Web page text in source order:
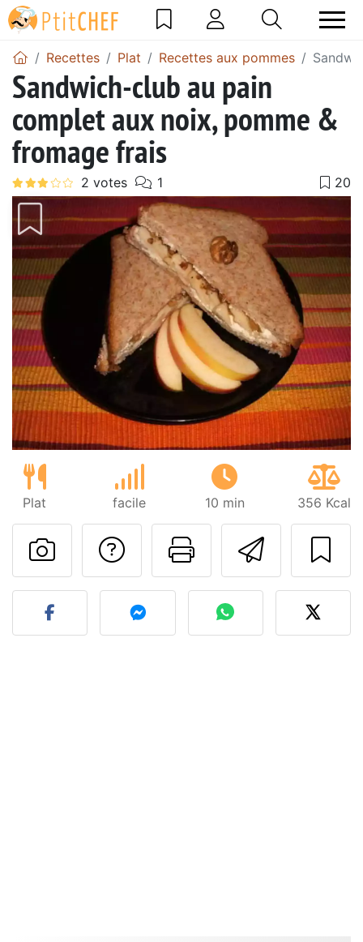
Recettes Plat Recettes aux pommes
Sandwich-club au pain
complet aux noix, pomme &
fromage frais
Plat facile 10 min 356 Kcal
Imprimer
Poser une
Publier votre photo de